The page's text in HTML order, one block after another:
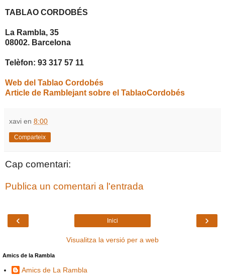
TABLAO CORDOBÉS
La Rambla, 35
08002. Barcelona
Telèfon: 93 317 57 11
Web del Tablao Cordobés
Article de Ramblejant sobre el TablaoCordobés
xavi en 8:00
Comparteix
Cap comentari:
Publica un comentari a l'entrada
‹ ›
Inici
Visualitza la versió per a web
Amics de la Rambla
Amics de La Rambla